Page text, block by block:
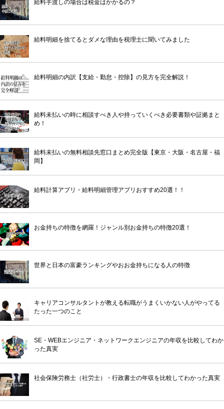
給料手渡しの場合は税金はかかるの？
給料明細を捨てるとダメな理由を税理士に聞いてみました
給料明細の内訳【支給・勤怠・控除】の見方を完全解説！
給料未払いの時に相談すべき人や持っていくべき必要書類や証拠まと
め！
給料未払いの無料相談先窓口まとめ完全版【東京・大阪・名古屋・福
岡】
給料計算アプリ・給料明細管理アプリおすすめ20選！！
お金持ちの特徴を網羅！ジャンル別お金持ちの特徴20選！
世界と日本の富豪ランキングやおお金持ちになる人の特徴
キャリアコンサルタントが教える転職がうまくいかない人がやってる
たった一つのこと
SE・WEBエンジニア・ネットワークエンジニアの年収を比較してわか
った真実
社会保険労務士（社労士）・行政書士の年収を比較してわかった真実